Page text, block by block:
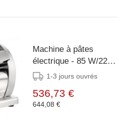
Machine à pâtes
électrique - 85 W/220
V - 2 types de nouilles
1-3 jours ouvrés
536,73 €
644,08 €